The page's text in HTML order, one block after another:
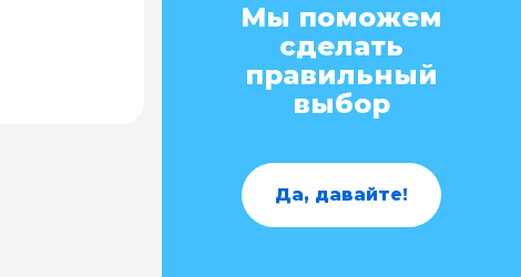
Мы поможем
сделать
правильный
выбор
Да, давайте!